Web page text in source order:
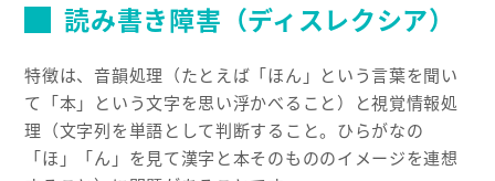
読み書き障害（ディスレクシア）
特徴は、音韻処理（たとえば「ほん」という言葉を聞い
て「本」という文字を思い浮かべること）と視覚情報処
理（文字列を単語として判断すること。ひらがなの
「ほ」「ん」を見て漢字と本そのもののイメージを連想